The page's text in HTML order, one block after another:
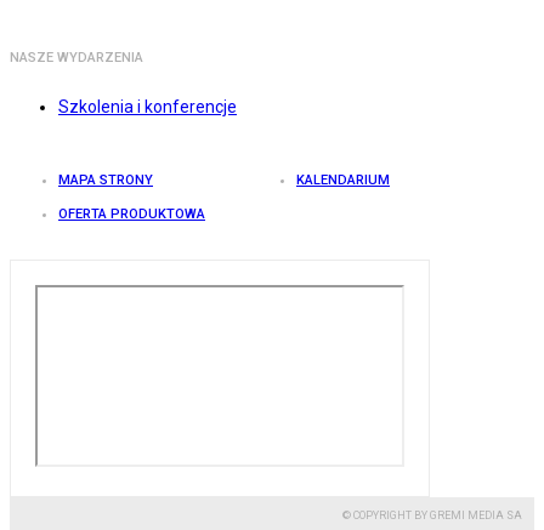
NASZE WYDARZENIA
Szkolenia i konferencje
MAPA STRONY KALENDARIUM
OFERTA PRODUKTOWA
© COPYRIGHT BY GREMI MEDIA SA